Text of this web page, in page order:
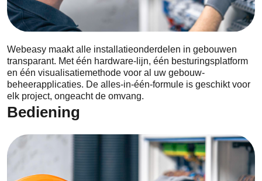
Webeasy maakt alle installatieonderdelen in gebouwen
transparant. Met één hardware-lijn, één besturingsplatform
en één visualisatiemethode voor al uw gebouw-
beheerapplicaties. De alles-in-één-formule is geschikt voor
elk project, ongeacht de omvang.
Bediening